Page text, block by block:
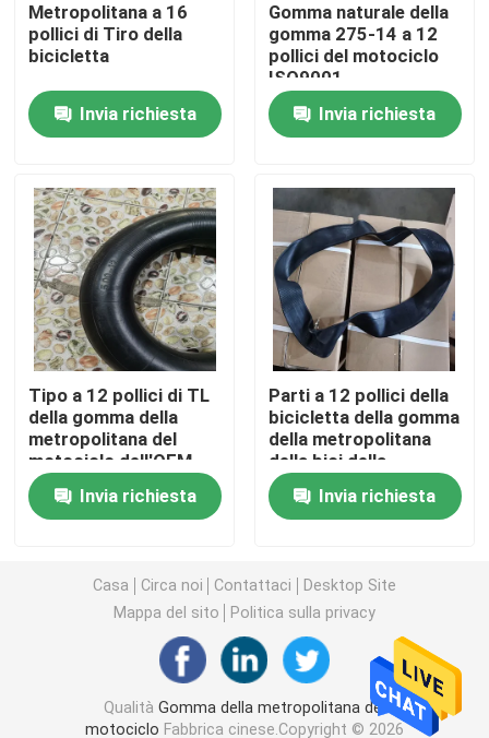
notizie
Tutti i casi
Gomma del motociclo della via
Gomma del motociclo di Off Road
Gomma del triciclo
Gomma del motorino del motociclo
Gomma elettrica del motociclo
Camera d'aria del motociclo
Camera d'aria del triciclo
Metropolitana a 16
pollici di Tiro della
bicicletta
Invia richiesta
Gomma naturale della
gomma 275-14 a 12
pollici del motociclo
ISO9001
Invia richiesta
Tipo a 12 pollici di TL
della gomma della
metropolitana del
motociclo dell'OEM
con gomma naturale
Invia richiesta
Parti a 12 pollici della
bicicletta della gomma
della metropolitana
della bici della
sporcizia del
motociclo dell'OEM a
17 pollici
Invia richiesta
Casa Circa noi Contattaci
Desktop Site
Mappa del sito
Politica sulla privacy
Qualità Gomma della metropolitana del
motociclo Fabbrica cinese.Copyright © 2026